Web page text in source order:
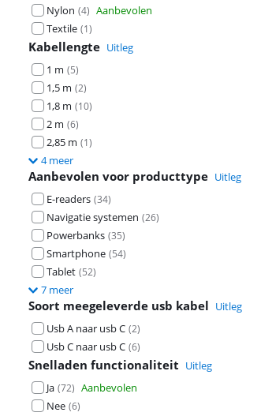
Nylon (4) Aanbevolen
Textile (1)
Kabellengte Uitleg
1 m (5)
1,5 m (2)
1,8 m (10)
2 m (6)
2,85 m (1)
4 meer
Aanbevolen voor producttype Uitleg
E-readers (34)
Navigatie systemen (26)
Powerbanks (35)
Smartphone (54)
Tablet (52)
7 meer
Soort meegeleverde usb kabel Uitleg
Usb A naar usb C (2)
Usb C naar usb C (6)
Snelladen functionaliteit Uitleg
Ja (72) Aanbevolen
Nee (6)